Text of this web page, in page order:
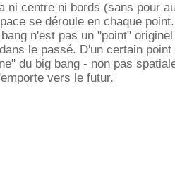
ni centre ni bords (sans pour
se déroule en chaque
n'est pas un "point"
le passé. D'un certain
du big bang - non pas
vers le futur.